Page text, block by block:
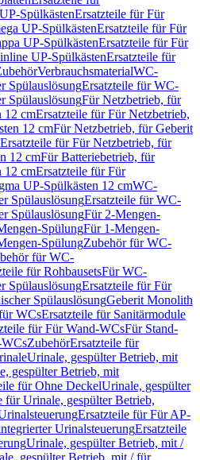
SpülkästenErsatzteile für Für
UP-SpülkästenErsatzteile für Für
UP-SpülkästenErsatzteile für Für
UP-SpülkästenErsatzteile für
VerbrauchsmaterialWC-
SpülauslösungErsatzteile für WC-
SpülauslösungFür Netzbetrieb, für
12 cmErsatzteile für Für Netzbetrieb,
12 cmFür Netzbetrieb, für Geberit
Ersatzteile für Für Netzbetrieb, für
12 cmFür Batteriebetrieb, für
12 cmErsatzteile für Für
UP-Spülkästen 12 cmWC-
SpülauslösungErsatzteile für WC-
SpülauslösungFür 2-Mengen-
SpülungFür 1-Mengen-
SpülungZubehör für WC-
für WC-
für RohbausetsFür WC-
SpülauslösungErsatzteile für Für
SpülauslösungGeberit Monolith
WCsErsatzteile für Sanitärmodule
für Für Wand-WCsFür Stand-
ZubehörErsatzteile für
Urinale, gespülter Betrieb, mit
gespülter Betrieb, mit
für Ohne DeckelUrinale, gespülter
für Urinale, gespülter Betrieb,
Ersatzteile für Für AP-
UrinalsteuerungErsatzteile
Urinale, gespülter Betrieb, mit /
gespülter Betrieb, mit / für